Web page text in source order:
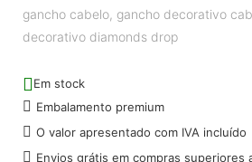
gancho cabelo, gancho decorativo
decorativo diamonds drop
Em stock
Embalamento premium
O valor apresentado com IVA incluído
Envios grátis em compras superiores